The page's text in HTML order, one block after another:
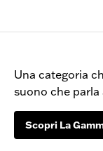
Una categoria
suono che parla
Scopri La